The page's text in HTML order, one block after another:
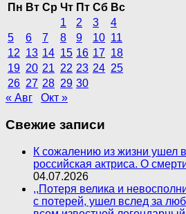
Пн Вт Ср Чт Пт Сб Вс
1
2 3
4
5
6 7 8 9 10 11
12 13 14 15 16 17 18
19 20 21 22 23 24 25
26 27 28 29 30
« Авг
Окт »
Свежие записи
К сожалению из жизни ушел
российская актриса. О
04.07.2026
,,Потеря велика и
с потерей, ушел вслед за